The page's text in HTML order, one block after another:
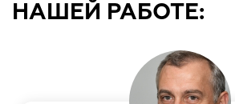
НАШЕЙ РАБОТЕ: